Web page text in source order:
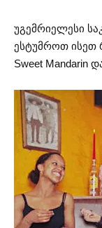
უგემრიელესი
ესტუმროთ ისეთ
Sweet Mandarin